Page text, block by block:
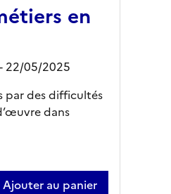
en
- 22/05/2025
par des difficultés
dans
Ajouter au panier